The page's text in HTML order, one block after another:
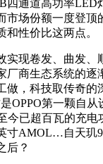
四通道高功率LED
市场份额一度登顶
性价比这两点。
现卷发、曲发、
厂商生态系统的逐
做，科技取传奇的
OPPO第一颗自从
今已超百瓦的充电
寸AMOL…自天玑
后？